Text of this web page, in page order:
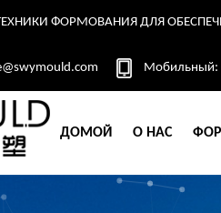
ФОРМОВАНИЯ ДЛЯ
Мобильный:
ДОМОЙ О НАС